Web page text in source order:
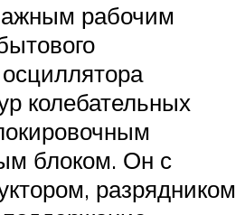
рабочим
колебательных
блоком. Он с
разрядником